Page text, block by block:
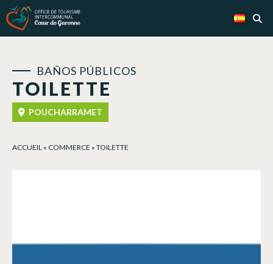
TOILETTE
BAÑOS PÚBLICOS
POUCHARRAMET
ACCUEIL » COMMERCE » TOILETTE
Panel de gestión de cookies